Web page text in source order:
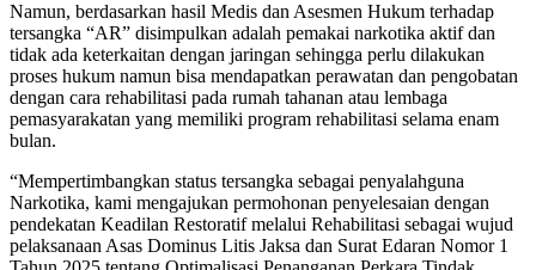
Namun, berdasarkan hasil Medis dan Asesmen Hukum terhadap
tersangka “AR” disimpulkan adalah pemakai narkotika aktif dan
tidak ada keterkaitan dengan jaringan sehingga perlu dilakukan
proses hukum namun bisa mendapatkan perawatan dan pengobatan
dengan cara rehabilitasi pada rumah tahanan atau lembaga
pemasyarakatan yang memiliki program rehabilitasi selama enam
bulan.
“Mempertimbangkan status tersangka sebagai penyalahguna
Narkotika, kami mengajukan permohonan penyelesaian dengan
pendekatan Keadilan Restoratif melalui Rehabilitasi sebagai wujud
pelaksanaan Asas Dominus Litis Jaksa dan Surat Edaran Nomor 1